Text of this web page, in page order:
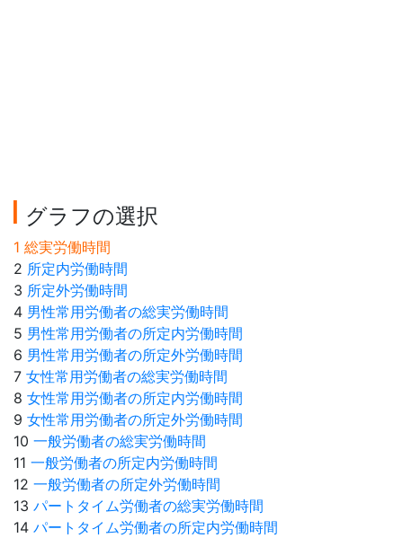
グラフの選択
1 総実労働時間
2 所定内労働時間
3 所定外労働時間
4 男性常用労働者の総実労働時間
5 男性常用労働者の所定内労働時間
6 男性常用労働者の所定外労働時間
7 女性常用労働者の総実労働時間
8 女性常用労働者の所定内労働時間
9 女性常用労働者の所定外労働時間
10 一般労働者の総実労働時間
11 一般労働者の所定内労働時間
12 一般労働者の所定外労働時間
13 パートタイム労働者の総実労働時間
14 パートタイム労働者の所定内労働時間